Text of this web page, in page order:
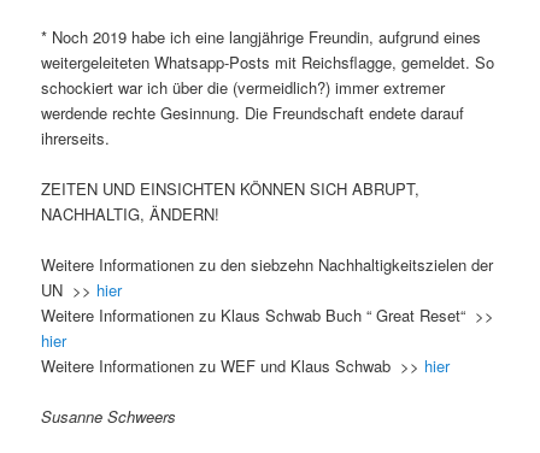
* Noch 2019 habe ich eine langjährige Freundin, aufgrund eines
weitergeleiteten Whatsapp-Posts mit Reichsflagge, gemeldet. So
schockiert war ich über die (vermeidlich?) immer extremer
werdende rechte Gesinnung. Die Freundschaft endete darauf
ihrerseits.
ZEITEN UND EINSICHTEN KÖNNEN SICH ABRUPT,
NACHHALTIG, ÄNDERN!
Weitere Informationen zu den siebzehn Nachhaltigkeitszielen der
UN >> hier
Weitere Informationen zu Klaus Schwab Buch “ Great Reset“ >>
hier
Weitere Informationen zu WEF und Klaus Schwab >> hier
Susanne Schweers